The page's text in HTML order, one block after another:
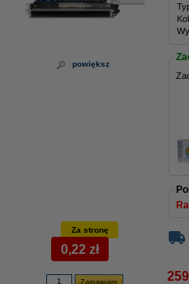
powiększ
Za stronę
0,22 zł